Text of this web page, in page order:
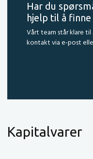
Har du
hjelp til å
Vårt team står klare til
kontakt via e-post
Kapitalvarer